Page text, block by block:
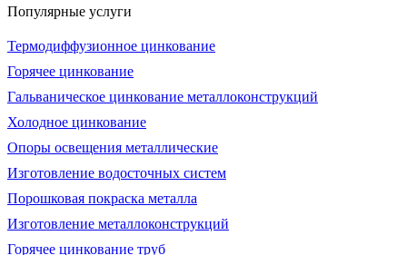
Популярные услуги
Термодиффузионное цинкование
Горячее цинкование
Гальваническое цинкование металлоконструкций
Холодное цинкование
Опоры освещения металлические
Изготовление водосточных систем
Порошковая покраска металла
Изготовление металлоконструкций
Горячее цинкование труб